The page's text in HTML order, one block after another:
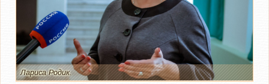
Лариса Родик.